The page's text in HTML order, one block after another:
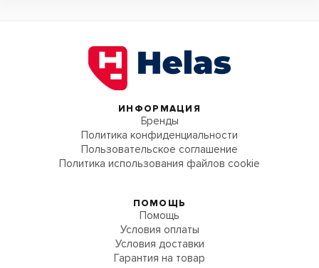
ИНФОРМАЦИЯ
Бренды
Политика конфиденциальности
Пользовательское соглашение
Политика использования файлов cookie
ПОМОЩЬ
Помощь
Условия оплаты
Условия доставки
Гарантия на товар